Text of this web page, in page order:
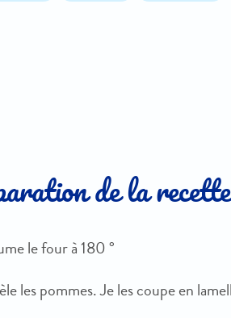
de la recette
le four à 180 °
les pommes. Je les coupe en